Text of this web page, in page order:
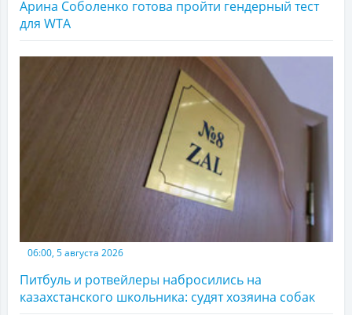
Арина Соболенко готова пройти гендерный тест
для WTA
06:00, 5 августа 2026
Питбуль и ротвейлеры набросились на
казахстанского школьника: судят хозяина собак